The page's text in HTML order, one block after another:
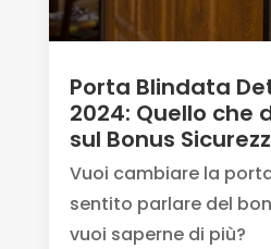
Porta Blindata
2024: Quello che
sul Bonus
Vuoi cambiare la
sentito parlare del
vuoi saperne di più?